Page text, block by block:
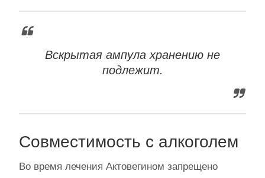
Вскрытая ампула хранению не
подлежит.
Совместимость с алкоголем
Во время лечения Актовегином запрещено